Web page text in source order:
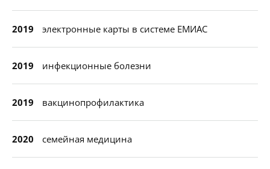
2019 электронные карты в системе ЕМИАС
2019 инфекционные болезни
2019 вакцинопрофилактика
2020 семейная медицина